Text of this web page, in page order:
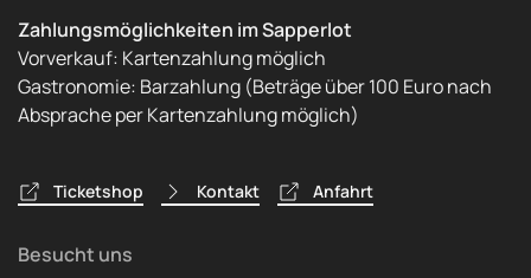
Zahlungsmöglichkeiten im Sapperlot
Vorverkauf: Kartenzahlung möglich
Gastronomie: Barzahlung (Beträge über 100 Euro nach
Absprache per Kartenzahlung möglich)
Ticketshop Kontakt Anfahrt
Besucht uns